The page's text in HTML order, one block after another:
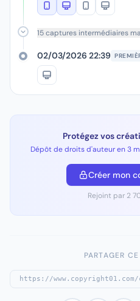
15 captures intermédiaires
02/03/2026 22:39
Protégez vos
Dépôt de droits d'auteur en 3
Créer mon
Rejoint par 2
PARTAGER